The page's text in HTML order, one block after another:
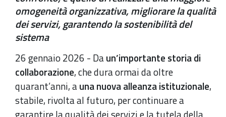
omogeneità organizzativa, migliorare la qualità
dei servizi, garantendo la sostenibilità del
sistema
26 gennaio 2026 - Daun’importante storia di
collaborazione, che dura ormai da oltre
quarant’anni, auna nuova alleanza istituzionale,
stabile, rivolta al futuro, per continuare a